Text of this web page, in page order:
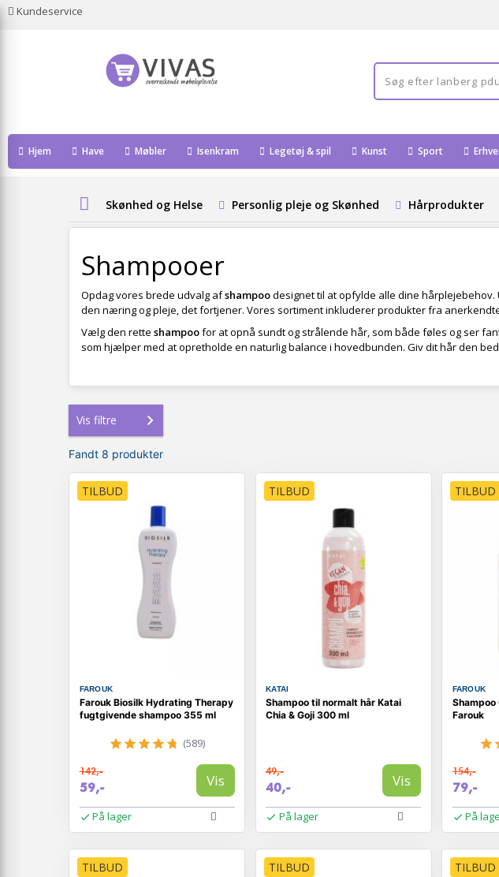
Kundeservice
Hjem Have Møbler Isenkram Legetøj & spil Kunst Sport
Skønhed og Helse Personlig pleje og Skønhed Hårprodukter
Shampooer
Opdag vores brede udvalg afshampoodesignet til at opfylde alle dine
den næring og pleje, det fortjener. Vores sortiment inkluderer produkter fra
Vælg den rette shampoofor at opnå sundt og strålende hår, som både føles og ser
som hjælper med at opretholde en naturlig balance i hovedbunden. Giv dit hår den
Vis filtre
Fandt 8 produkter
TILBUD
FAROUK
Farouk Biosilk Hydrating Therapy
fugtgivende shampoo 355 ml
(589)
142,-
59,- Vis
På lager
TILBUD
KATAI
Shampoo til normalt hår Katai
Chia & Goji 300 ml
49,-
40,- Vis
På lager
TILBUD
FAROUK
Shampoo
Farouk
154,-
79,-
På
TILBUD TILBUD TILBUD